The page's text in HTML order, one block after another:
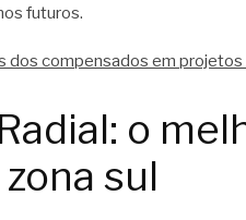
futuros.
dos compensados em projetos
o
sul